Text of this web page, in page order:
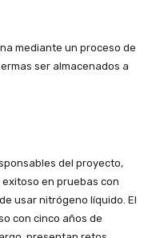
mediante un proceso de
ser almacenados a
del proyecto,
en pruebas con
usar nitrógeno líquido. El
con cinco años de